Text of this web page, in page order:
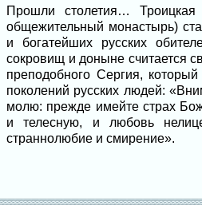
Прошли столетия…
общежительный монастырь)
и богатейших русских
сокровищ и доныне считается
преподобного Сергия,
поколений русских людей:
молю: прежде имейте страх
и телесную, и любовь
страннолюбие и смирение».